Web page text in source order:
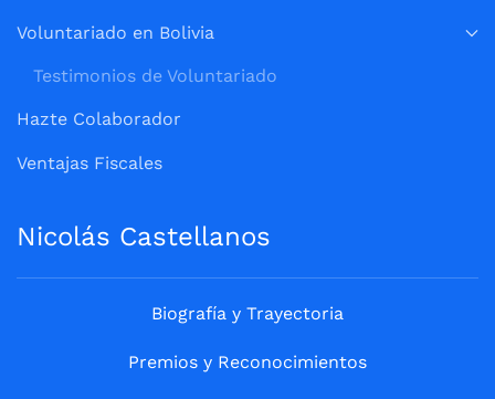
Voluntariado en Bolivia
Testimonios de Voluntariado
Hazte Colaborador
Ventajas Fiscales
Nicolás Castellanos
Biografía y Trayectoria
Premios y Reconocimientos